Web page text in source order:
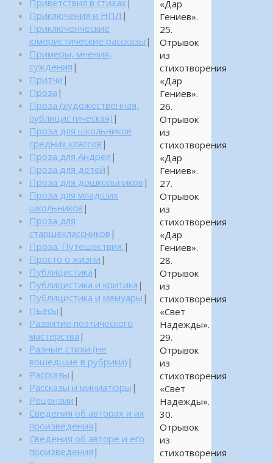
«Дар
Гениев».
25.
Отрывок
из
стихотворения
«Дар
Гениев».
26.
Отрывок
из
стихотворения
«Дар
Гениев».
27.
Отрывок
из
стихотворения
«Дар
Гениев».
28.
Отрывок
из
стихотворения
«Свет
Надежды».
29.
Отрывок
из
стихотворения
«Свет
Надежды».
30.
Отрывок
из
стихотворения
Приветствия в стихах
Приключения и НПЛ |
Приключенческие
юмористические рассказы |
Примеры, мнения,
суждения |
Притчи |
Проза |
Проза (художественная,
публицистическая) |
Проза для школьников
средних классов |
Проза для Андрея |
Проза для детей |
Проза для дошкольников |
Проза для младших
школьников |
Проза для
старшеклассников |
Проза. Путешествия. |
Просто о жизни |
Публицистика |
Публицистика и критика |
Публицистика и мемуары |
Пьесы |
Развитие поэтического
мастерства |
Разные стихи (не
вошедшие в рубрики) |
Рассказы |
Рассказы и миниатюры |
Рецензии |
Сведения об авторах и их
произведения |
Сведения об авторе и его
произведения |